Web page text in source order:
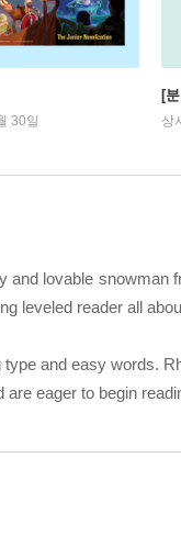
30일
[
상
and lovable snowman
leveled reader all
type and easy words.
are eager to begin